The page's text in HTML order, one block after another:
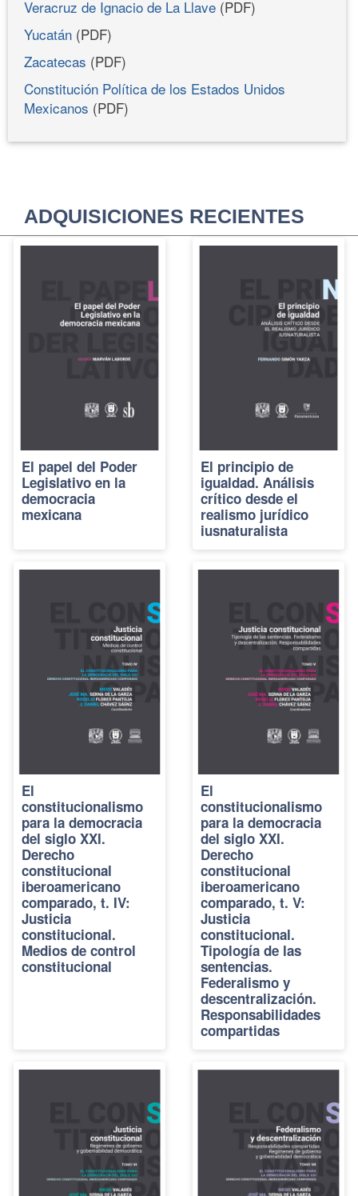
Veracruz de Ignacio de La Llave (PDF)
Yucatán (PDF)
Zacatecas (PDF)
Constitución Política de los Estados Unidos
Mexicanos (PDF)
ADQUISICIONES RECIENTES
El papel del Poder
Legislativo en la
democracia
mexicana
El principio de
igualdad. Análisis
crítico desde el
realismo jurídico
iusnaturalista
El
constitucionalismo
para la democracia
del siglo XXI.
Derecho
constitucional
iberoamericano
comparado, t. IV:
Justicia
constitucional.
Medios de control
constitucional
El
constitucionalismo
para la democracia
del siglo XXI.
Derecho
constitucional
iberoamericano
comparado, t. V:
Justicia
constitucional.
Tipología de las
sentencias.
Federalismo y
descentralización.
Responsabilidades
compartidas